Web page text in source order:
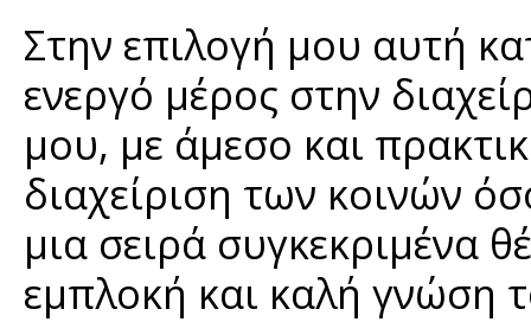
Στην επιλογή μου αυτή
ενεργό μέρος στην
μου, με άμεσο και
διαχείριση των κοινών
μια σειρά συγκεκριμένα
εμπλοκή και καλή γνώση